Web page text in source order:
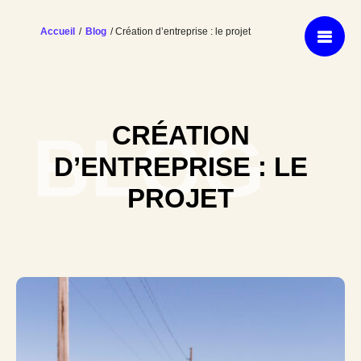
Accueil / Blog / Création d’entreprise : le projet
CRÉATION
D’ENTREPRISE : LE
PROJET
BLOG